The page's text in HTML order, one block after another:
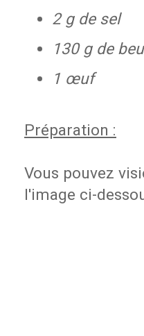
2 g de sel
130 g de
1 œuf
Préparation :
Vous pouvez
l'image ci-